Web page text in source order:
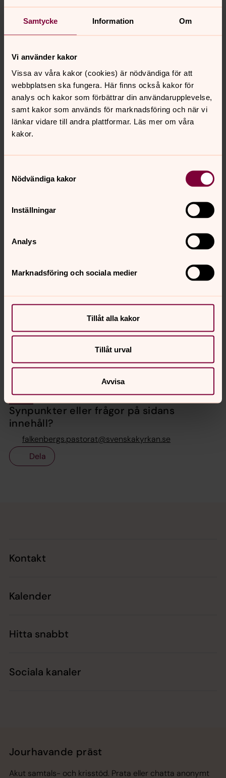
Samtycke Information Om
Vi använder kakor
Vissa av våra kakor (cookies) är nödvändiga för att
webbplatsen ska fungera. Här finns också kakor för
analys och kakor som förbättrar din användarupplevelse,
samt kakor som används för marknadsföring och när vi
länkar vidare till andra plattformar. Läs mer om våra
kakor.
Nödvändiga kakor
Inställningar
Analys
Marknadsföring och sociala medier
Tillåt alla kakor
Tillåt urval
Avvisa
Mer om Staffan Orrdal
Kanslichef, Falkenbergs pastorat
E-post:hakan.widepalm@svenskakyrkan.se
Synpunkter eller frågor på sidans
innehåll?
falkenbergs.pastorat@svenskakyrkan.se
Dela
Kontakt
Kalender
Hitta snabbt
Sociala kanaler
Jourhavande präst
Akut samtals- och krisstöd. Prata eller chatta anonymt